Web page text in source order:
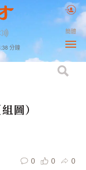
分鐘
簡體
圖）
0 0 0